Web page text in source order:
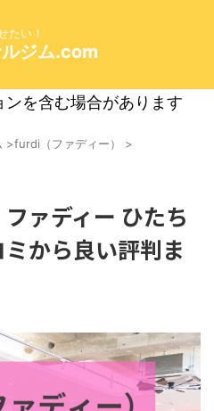
たい！
ジム.com
を含む場合があります
>furdi（ファディー） >
ァディー ひたち
から良い評判ま